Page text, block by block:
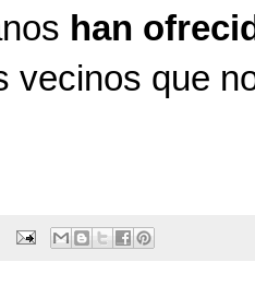
han
vecinos que